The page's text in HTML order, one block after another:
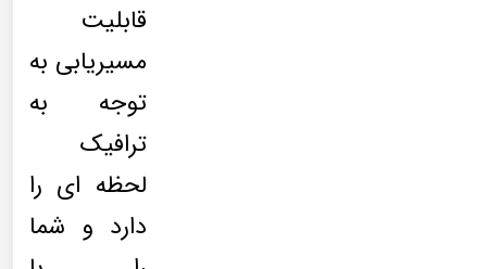
قابلیت
مسیریابی به
توجه به
ترافیک
لحظه ای را
دارد و شما